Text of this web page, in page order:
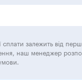
залежить від
наш менеджер